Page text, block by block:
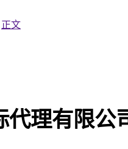
正文
代理有限公